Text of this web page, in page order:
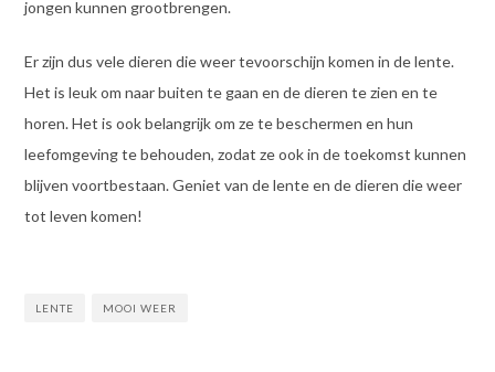
jongen kunnen grootbrengen.
Er zijn dus vele dieren die weer tevoorschijn komen in de lente.
Het is leuk om naar buiten te gaan en de dieren te zien en te
horen. Het is ook belangrijk om ze te beschermen en hun
leefomgeving te behouden, zodat ze ook in de toekomst kunnen
blijven voortbestaan. Geniet van de lente en de dieren die weer
tot leven komen!
LENTE MOOI WEER